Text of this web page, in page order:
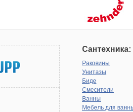
Сантехника:
Раковины
Унитазы
Биде
Смесители
Ванны
Мебель для